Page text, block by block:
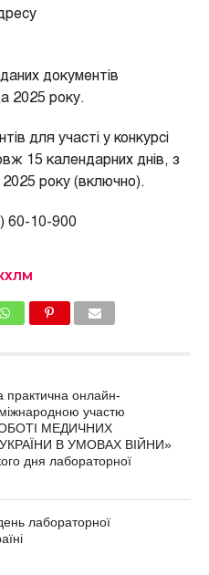
документів
2025 року.
для участі у конкурсі
15 календарних днів, з
року (включно).
60-10-900
практична онлайн-
участю
МЕДИЧНИХ
В УМОВАХ ВІЙНИ»
дня лабораторної
лабораторної